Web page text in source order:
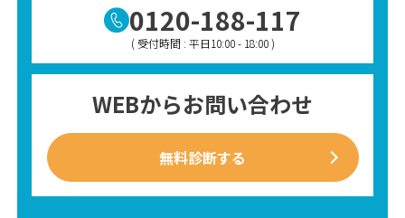
0120-188-117
( 受付時間 : 平日10:00 - 18:00 )
WEBからお問い合わせ
無料診断する